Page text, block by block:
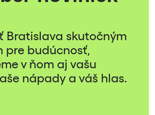
Bratislava skutočným
pre budúcnosť,
v ňom aj vašu
nápady a váš hlas.